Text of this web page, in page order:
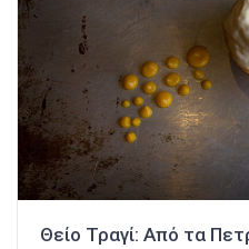
Θείο Τραγί: Από τα